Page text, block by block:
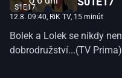
S1E17
12.8. 09:40, RiK TV, 15 minút
Bolek a Lolek se nikdy
dobrodružství...(TV Prima)